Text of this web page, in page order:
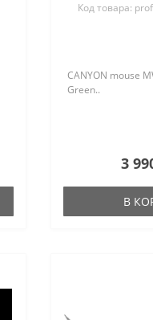
Код товара:
CANYON mouse
Green..
3
В